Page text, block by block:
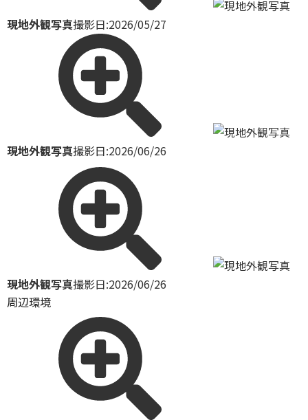
現地外観写真撮影日:2026/05/27
現地外観写真撮影日:2026/06/26
現地外観写真撮影日:2026/06/26
周辺環境